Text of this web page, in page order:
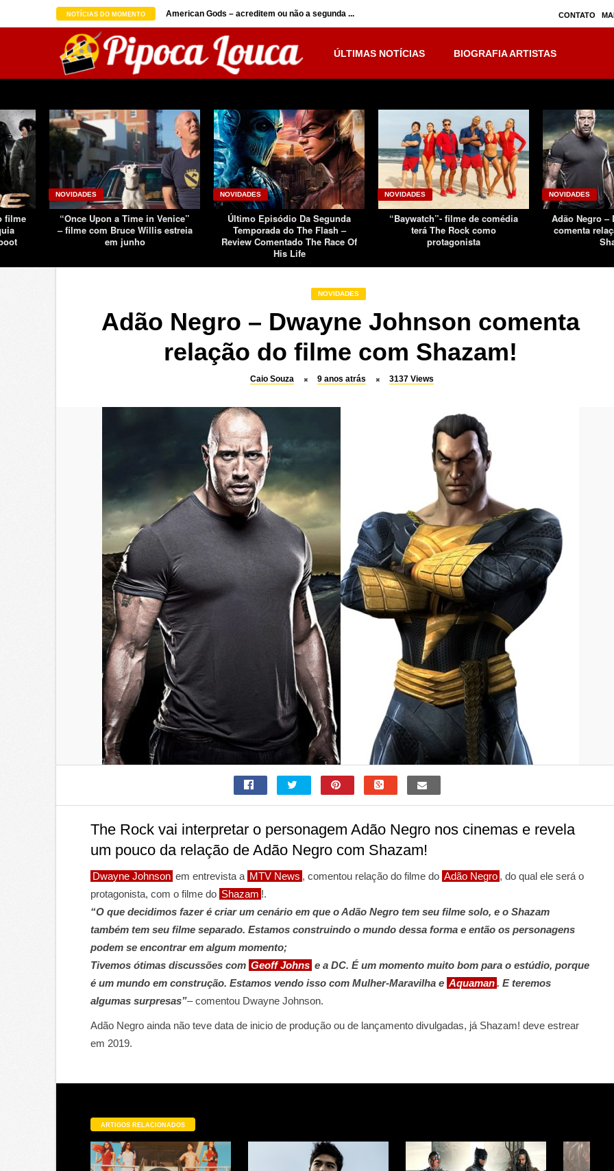
NOTÍCIAS DO MOMENTO
seguindo sucesso d ... American Gods – acreditem ou não a segunda ... Inumanos – série seguirá separada, mas no ...
CONTATO
ÚLTIMAS NOTÍCIAS BIOGRAFIA ARTISTAS
filme
NOVIDADES
“Once Upon a Time in Venice”
– filme com Bruce Willis estreia
em junho
NOVIDADES
Último Episódio Da Segunda
Temporada do The Flash –
Review Comentado The Race Of
His Life
NOVIDADES
“Baywatch”- filme de comédia
terá The Rock como
protagonista
NOVIDADES
Adão Negro –
comenta
NOVIDADES
Adão Negro – Dwayne Johnson comenta
relação do filme com Shazam!
Caio Souza 9 anos atrás 3137 Views
The Rock vai interpretar o personagem Adão Negro nos cinemas e revela
um pouco da relação de Adão Negro com Shazam!
Dwayne Johnson em entrevista a MTV News , comentou relação do filme do Adão Negro , do qual ele será o
protagonista, com o filme do Shazam !.
“O que decidimos fazer é criar um cenário em que o Adão Negro tem seu filme solo, e o Shazam
também tem seu filme separado. Estamos construindo o mundo dessa forma e então os personagens
podem se encontrar em algum momento;
Tivemos ótimas discussões com Geoff Johns e a DC. É um momento muito bom para o estúdio, porque
é um mundo em construção. Estamos vendo isso com Mulher-Maravilha e Aquaman. E teremos
algumas surpresas”– comentou Dwayne Johnson.
Adão Negro ainda não teve data de inicio de produção ou de lançamento divulgadas, já Shazam! deve estrear
em 2019.
ARTIGOS RELACIONADOS